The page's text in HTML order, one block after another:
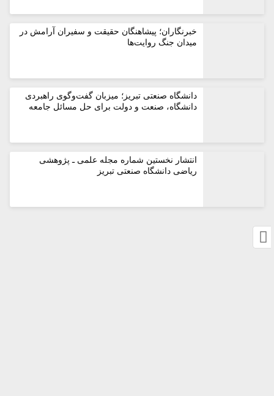
خبرنگاران؛ پیشاهنگان حقیقت و سفیران آرامش در
میدان جنگ روایت‌ها
دانشگاه صنعتی تبریز؛ میزبان گفت‌وگوی راهبردی
دانشگاه، صنعت و دولت برای حل مسائل جامعه
انتشار نخستین شماره مجله علمی ـ پژوهشی
ریاضی دانشگاه صنعتی تبریز